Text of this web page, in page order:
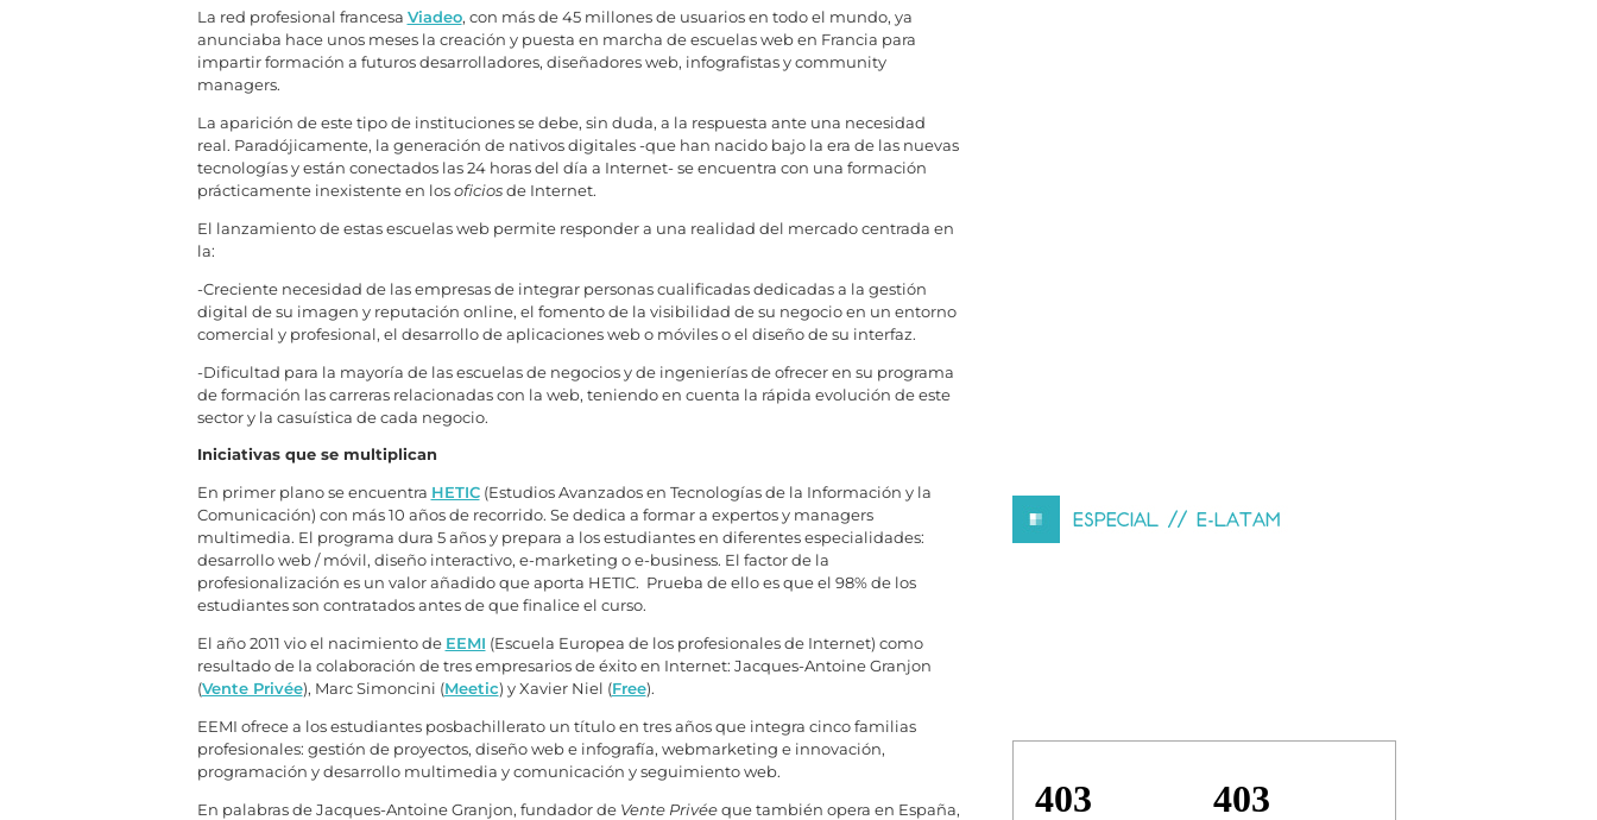
La red profesional francesa Viadeo, con más de 45 millones de usuarios en todo el mundo, ya
anunciaba hace unos meses la creación y puesta en marcha de escuelas web en Francia para
impartir formación a futuros desarrolladores, diseñadores web, infografistas y community
managers.
La aparición de este tipo de instituciones se debe, sin duda, a la respuesta ante una necesidad
real. Paradójicamente, la generación de nativos digitales -que han nacido bajo la era de las nuevas
tecnologías y están conectados las 24 horas del día a Internet- se encuentra con una formación
prácticamente inexistente en los oficiosde Internet.
El lanzamiento de estas escuelas web permite responder a una realidad del mercado centrada en
la:
-Creciente necesidad de las empresas de integrar personas cualificadas dedicadas a la gestión
digital de su imagen y reputación online, el fomento de la visibilidad de su negocio en un entorno
comercial y profesional, el desarrollo de aplicaciones web o móviles o el diseño de su interfaz.
-Dificultad para la mayoría de las escuelas de negocios y de ingenierías de ofrecer en su programa
de formación las carreras relacionadas con la web, teniendo en cuenta la rápida evolución de este
sector y la casuística de cada negocio.
Iniciativas que se multiplican
En primer plano se encuentra HETIC(Estudios Avanzados en Tecnologías de la Información y la
Comunicación) con más 10 años de recorrido. Se dedica a formar a expertos y managers
multimedia. El programa dura 5 años y prepara a los estudiantes en diferentes especialidades:
desarrollo web / móvil, diseño interactivo, e-marketing o e-business. El factor de la
profesionalización es un valor añadido que aporta HETIC. Prueba de ello es que el 98% de los
estudiantes son contratados antes de que finalice el curso.
El año 2011 vio el nacimiento de EEMI (Escuela Europea de los profesionales de Internet) como
resultado de la colaboración de tres empresarios de éxito en Internet: Jacques-Antoine Granjon
(Vente Privée), Marc Simoncini (Meetic) y Xavier Niel (Free).
EEMI ofrece a los estudiantes posbachillerato un título en tres años que integra cinco familias
profesionales: gestión de proyectos, diseño web e infografía, webmarketing e innovación,
programación y desarrollo multimedia y comunicación y seguimiento web.
En palabras de Jacques-Antoine Granjon, fundador de Vente Privéeque también opera en España,